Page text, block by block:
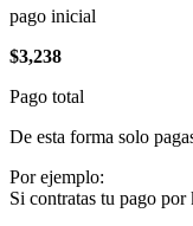
pago inicial
$3,238
Pago total
De esta forma solo
Por ejemplo:
Si contratas tu pago